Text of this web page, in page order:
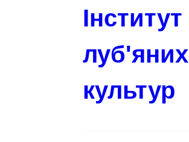
Інститут
луб'яних
культур